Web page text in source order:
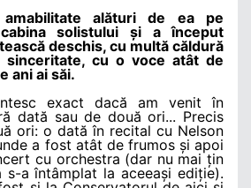
alături de ea pe
solistului
și a început
deschis, cu multă căldură
sinceritate, cu o voce atât de
ani ai săi.
exact dacă am venit în
dată sau de două ori... Precis
ori: o dată în recital cu Nelson
a fost atât de frumos și apoi
cu orchestra (dar nu maițin
s-a întâmplat la aceeași ediție).